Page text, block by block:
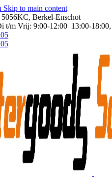
Skip to main content
Berkel-Enschot
t/m Vrij: 9:00-12:00 13:00-